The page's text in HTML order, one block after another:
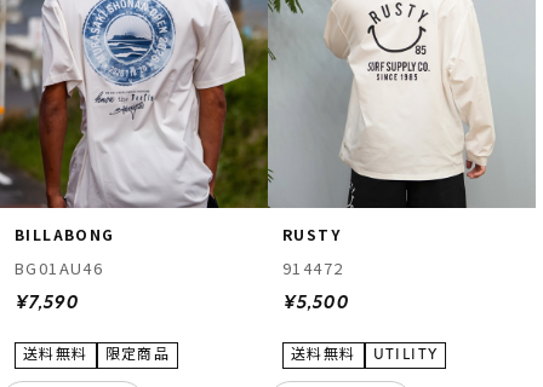
BILLABONG
BG01AU46
¥7,590
RUSTY
914472
¥5,500